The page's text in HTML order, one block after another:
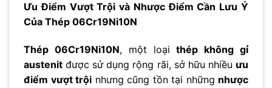
Ưu Điểm Vượt Trội và Nhược Điểm Cần Lưu Ý
Của Thép 06Cr19Ni10N
Thép 06Cr19Ni10N, một loạithép không gỉ
austenit được sử dụng rộng rãi, sở hữu nhiều ưu
điểm vượt trội nhưng cũng tồn tại những nhược